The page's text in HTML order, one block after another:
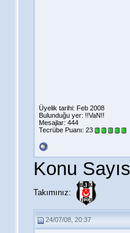
Üyelik tarihi: Feb 2008
Bulunduğu yer: !!VaN!!
Mesajlar: 444
Tecrübe Puanı: 23
Konu
Takımınız:
24/07/08, 20:37